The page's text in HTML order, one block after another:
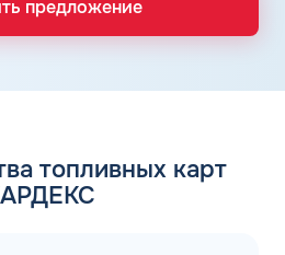
предложение
топливных карт